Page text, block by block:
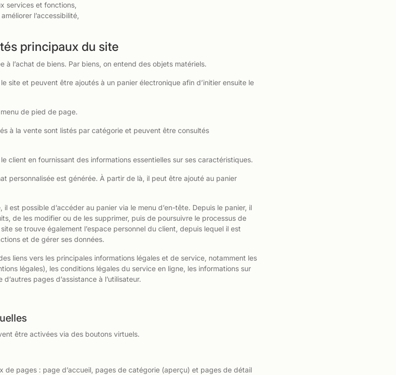
services et fonctions,
l’accessibilité,
principaux du site
à l’achat de biens. Par biens, on entend des objets matériels.
site et peuvent être ajoutés à un panier électronique afin d’initier ensuite le
menu de pied de page.
à la vente sont listés par catégorie et peuvent être consultés
client en fournissant des informations essentielles sur ses caractéristiques.
personnalisée est générée. À partir de là, il peut être ajouté au panier
est possible d’accéder au panier via le menu d’en-tête. Depuis le panier, il
de les modifier ou de les supprimer, puis de poursuivre le processus de
se trouve également l’espace personnel du client, depuis lequel il est
et de gérer ses données.
liens vers les principales informations légales et de service, notamment les
légales), les conditions légales du service en ligne, les informations sur
pages d’assistance à l’utilisateur.
être activées via des boutons virtuels.
de pages : page d’accueil, pages de catégorie (aperçu) et pages de détail